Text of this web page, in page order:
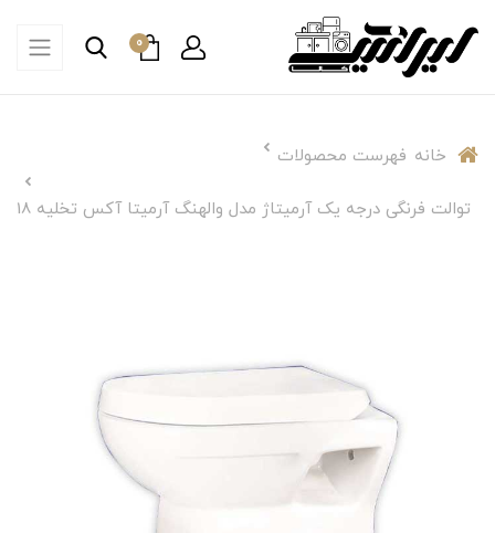
0
خانه فهرست محصولات
توالت فرنگی درجه یک آرمیتاژ مدل والهنگ آرمیتا آکس تخلیه 18